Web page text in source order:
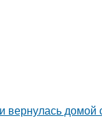
домой